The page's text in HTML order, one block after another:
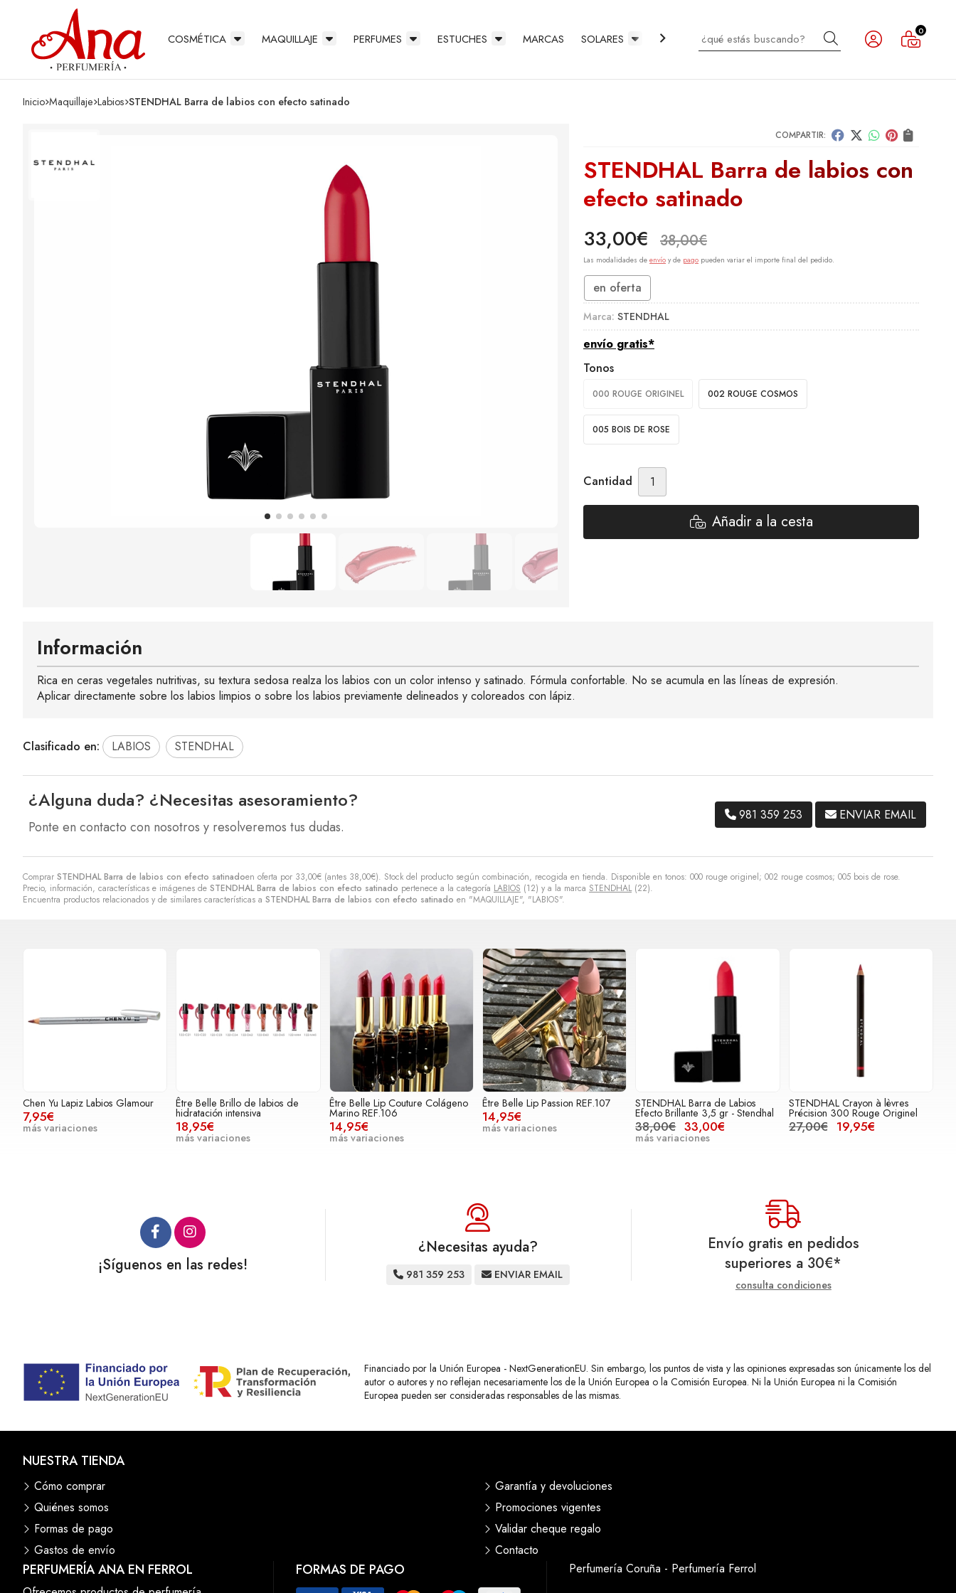
COSMÉTICA MAQUILLAJE PERFUMES ESTUCHES MARCAS SOLARES CABELLO INFANTIL NOVEDADES OUTLET
Buscar 0
Inicio maquillaje labios STENDHAL Barra de labios con efecto satinado
COMPARTIR:
STENDHAL Barra de labios con
efecto satinado
33,00€ 38,00€
Las modalidades de envío y de pago pueden variar el importe final del pedido.
en oferta
Marca: STENDHAL
envío gratis*
Tonos
000 ROUGE ORIGINEL 002 ROUGE COSMOS
005 BOIS DE ROSE
Cantidad
Añadir a la cesta
Comprar STENDHAL Barra de labios con efecto satinadoen oferta por 33,00€ (antes 38,00€). Stock del producto según combinación, recogida en tienda. Disponible en tonos: 000 rouge originel; 002 rouge cosmos; 005 bois de rose.
Precio, información, características e imágenes de STENDHAL Barra de labios con efecto satinado pertenece a la categoría LABIOS (12) y a la marca STENDHAL(22).
Encuentra productos relacionados y de similares características a STENDHAL Barra de labios con efecto satinado en "MAQUILLAJE", "LABIOS".
Información
Rica en ceras vegetales nutritivas, su textura sedosa realza los labios con un color intenso y satinado. Fórmula confortable. No se acumula en las líneas de expresión.
Aplicar directamente sobre los labios limpios o sobre los labios previamente delineados y coloreados con lápiz.
Clasificado en: LABIOS STENDHAL
¿Alguna duda? ¿Necesitas asesoramiento?
Ponte en contacto con nosotros y resolveremos tus dudas.
981 359 253 ENVIAR EMAIL
Chen Yu Lapiz Labios Glamour
7,95€
más variaciones
Être Belle Brillo de labios de
hidratación intensiva
18,95€
más variaciones
Être Belle Lip Couture Colágeno
Marino REF.106
14,95€
más variaciones
Être Belle Lip Passion REF.107
14,95€
más variaciones
STENDHAL Barra de Labios
Efecto Brillante 3,5 gr - Stendhal
38,00€ 33,00€
más variaciones
STENDHAL Crayon à lèvres
Précision 300 Rouge Originel
27,00€ 19,95€
¡Síguenos en las redes!
¿Necesitas ayuda?
981 359 253 ENVIAR EMAIL
Envío gratis en pedidos
superiores a 30€*
consulta condiciones
Financiado por la Unión Europea - NextGenerationEU. Sin embargo, los puntos de vista y las opiniones expresadas son únicamente los del
autor o autores y no reflejan necesariamente los de la Unión Europea o la Comisión Europea. Ni la Unión Europea ni la Comisión
Europea pueden ser consideradas responsables de las mismas.
PERFUMERÍA ANA EN FERROL FORMAS DE PAGO
NUESTRA TIENDA
Cómo comprar
Quiénes somos
Formas de pago
Gastos de envío
Garantía y devoluciones
Promociones vigentes
Validar cheque regalo
Contacto
Perfumería Coruña - Perfumería Ferrol